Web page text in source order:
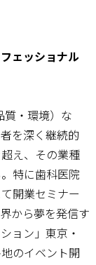
ェッショナル
質・環境）な
を深く継続的
え、その業種
特に歯科医院
開業セミナー
から夢を発信す
ョン」東京・
のイベント開